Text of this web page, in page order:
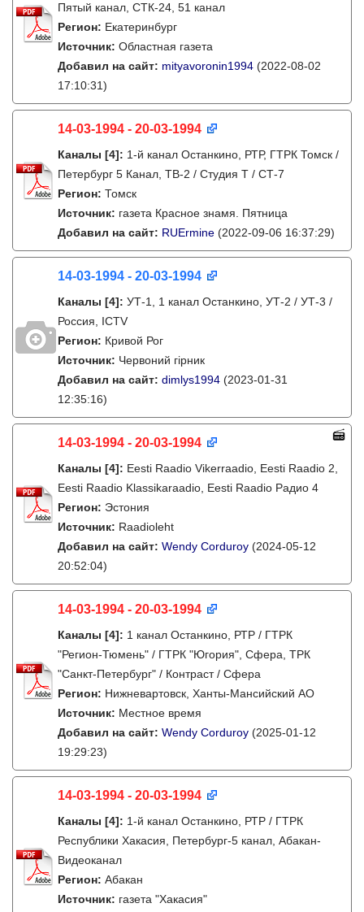
Пятый канал, СТК-24, 51 канал
Регион: Екатеринбург
Источник: Областная газета
Добавил на сайт: mityavoronin1994 (2022-08-02
17:10:31)
14-03-1994 - 20-03-1994
Каналы [4]: 1-й канал Останкино, РТР, ГТРК Томск /
Петербург 5 Канал, ТВ-2 / Студия Т / СТ-7
Регион: Томск
Источник: газета Красное знамя. Пятница
Добавил на сайт: RUErmine (2022-09-06 16:37:29)
14-03-1994 - 20-03-1994
Каналы [4]: УТ-1, 1 канал Останкино, УТ-2 / УТ-3 /
Россия, ICTV
Регион: Кривой Рог
Источник: Червоний гірник
Добавил на сайт: dimlys1994 (2023-01-31
12:35:16)
14-03-1994 - 20-03-1994
Каналы [4]: Eesti Raadio Vikerraadio, Eesti Raadio 2,
Eesti Raadio Klassikaraadio, Eesti Raadio Радио 4
Регион: Эстония
Источник: Raadioleht
Добавил на сайт: Wendy Corduroy (2024-05-12
20:52:04)
14-03-1994 - 20-03-1994
Каналы [4]: 1 канал Останкино, РТР / ГТРК
"Регион-Тюмень" / ГТРК "Югория", Сфера, ТРК
"Санкт-Петербург" / Контраст / Сфера
Регион: Нижневартовск, Ханты-Мансийский АО
Источник: Местное время
Добавил на сайт: Wendy Corduroy (2025-01-12
19:29:23)
14-03-1994 - 20-03-1994
Каналы [4]: 1-й канал Останкино, РТР / ГТРК
Республики Хакасия, Петербург-5 канал, Абакан-
Видеоканал
Регион: Абакан
Источник: газета "Хакасия"